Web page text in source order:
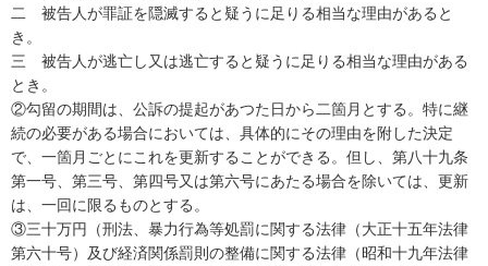
二　被告人が罪証を隠滅すると疑うに足りる相当な理由があると
き。
三　被告人が逃亡し又は逃亡すると疑うに足りる相当な理由がある
とき。
②勾留の期間は、公訴の提起があつた日から二箇月とする。特に継
続の必要がある場合においては、具体的にその理由を附した決定
で、一箇月ごとにこれを更新することができる。但し、第八十九条
第一号、第三号、第四号又は第六号にあたる場合を除いては、更新
は、一回に限るものとする。
③三十万円（刑法、暴力行為等処罰に関する法律（大正十五年法律
第六十号）及び経済関係罰則の整備に関する法律（昭和十九年法律